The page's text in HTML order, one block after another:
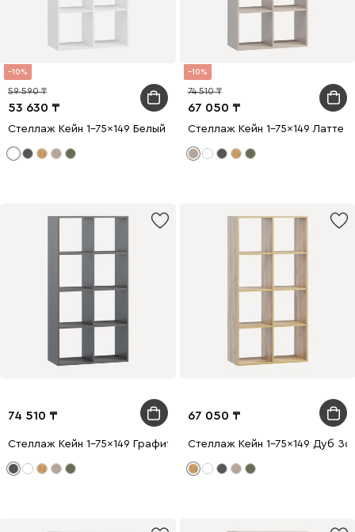
10
53 630
59 590
Стеллаж Кейн 1-75x149 Белый
10
67 050
74 510
Стеллаж Кейн 1-75x149 Латте
74 510
Стеллаж Кейн 1-75x149 Графитовый
67 050
Стеллаж Кейн 1-75x149 Дуб